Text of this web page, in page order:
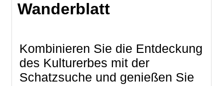
Wanderblatt
Kombinieren Sie die Entdeckung
des Kulturerbes mit der
Schatzsuche und genießen Sie